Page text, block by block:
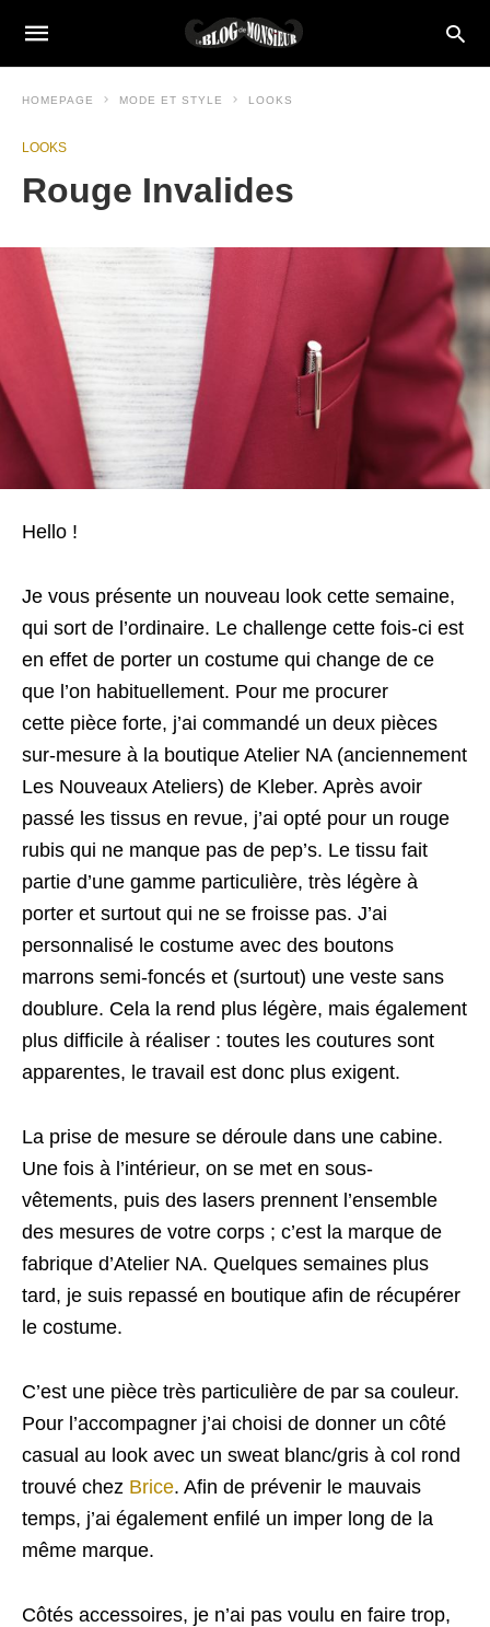
HOMEPAGE MODE ET STYLE LOOKS
LOOKS
Rouge Invalides
Hello !
Je vous présente un nouveau look cette semaine,
qui sort de l’ordinaire. Le challenge cette fois-ci est
en effet de porter un costume qui change de ce
que l’on habituellement. Pour me procurer
cette pièce forte, j’ai commandé un deux pièces
sur-mesure à la boutique Atelier NA (anciennement
Les Nouveaux Ateliers) de Kleber. Après avoir
passé les tissus en revue, j’ai opté pour un rouge
rubis qui ne manque pas de pep’s. Le tissu fait
partie d’une gamme particulière, très légère à
porter et surtout qui ne se froisse pas. J’ai
personnalisé le costume avec des boutons
marrons semi-foncés et (surtout) une veste sans
doublure. Cela la rend plus légère, mais également
plus difficile à réaliser : toutes les coutures sont
apparentes, le travail est donc plus exigent.
La prise de mesure se déroule dans une cabine.
Une fois à l’intérieur, on se met en sous-
vêtements, puis des lasers prennent l’ensemble
des mesures de votre corps ; c’est la marque de
fabrique d’Atelier NA. Quelques semaines plus
tard, je suis repassé en boutique afin de récupérer
le costume.
C’est une pièce très particulière de par sa couleur.
Pour l’accompagner j’ai choisi de donner un côté
casual au look avec un sweat blanc/gris à col rond
trouvé chez Brice. Afin de prévenir le mauvais
temps, j’ai également enfilé un imper long de la
même marque.
Côtés accessoires, je n’ai pas voulu en faire trop,